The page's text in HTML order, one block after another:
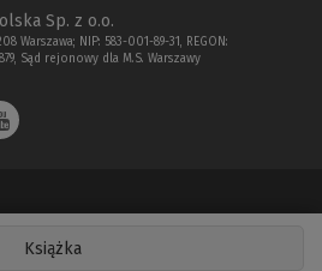
Książka
Sp. z o.o.
Warszawa; NIP: 583-001-89-31, REGON:
Sąd rejonowy dla M.S. Warszawy
Kluwer Polska Sp. z o.o.